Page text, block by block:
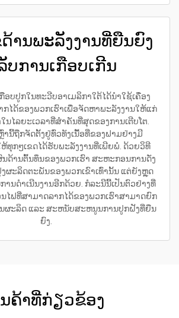
ານພະລັງງານທີ່ຍືນຍົງ
ບການເກືອບເກີນ
ອບປູກໃນທະວີບອາເມລິກາໃຕ້ໄດ້ນຳໃຊ້ເຄື່ອງ
ໄດ້ຂອງພວກເຮົາເພື່ອຈັດຫາພະລັງງານໃຫ້ແກ່
ນໄລຍະເວລາທີ່ສຳຄັນທີ່ສຸດຂອງການເຕີບໂຕ.
ານີ້ຖືກຈັດຕັ້ງຢູ່ທົ່ວທັງເນື້ອທີ່ຂອງຟາມຢ່າງມີ
ທຸກໆເຂດໄດ້ຮັບພະລັງງານທີ່ເພີຍພໍ. ດ້ວຍວິທີ
ດ້ານຕົ້ນທຶນຂອງພວກເຮົາ ສະຫະກອນການດັ່ງ
ຜະລິດຕະພັນຂອງພວກເຂົາເທົ່ານັ້ນ ແຕ່ຍັງຫຼຸດ
ານດຳເນີນງານອີກດ້ວຍ. ກໍລະນີນີ້ເປັນຕົວຢ່າງທີ່
ນໄຟທີ່ສາມາດລາກໄດ້ຂອງພວກເຮົາສາມາດຍົກ
ຜະລິດ ແລະ ສະຫນັບສະຫນູນການປູກຝັງທີ່ຍືນ
ຍົງ.
ຄ້າທີ່ກ່ຽວຂ້ອງ